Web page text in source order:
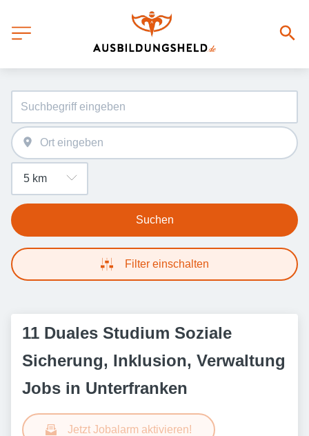
Suchen
Filter einschalten
11 Duales Studium Soziale
Sicherung, Inklusion, Verwaltung
Jobs in Unterfranken
Jetzt Jobalarm aktivieren!